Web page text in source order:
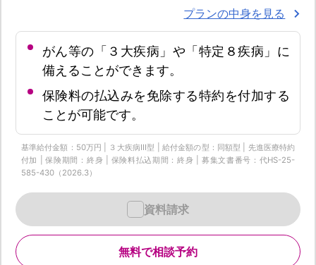
プランの中身を見る
がん等の「３大疾病」や「特定８疾病」に
備えることができます。
保険料の払込みを免除する特約を付加する
ことが可能です。
基準給付金額：50万円 | ３大疾病Ⅲ型 | 給付金額の型：同額型 | 先進医療特約
付加 | 保険期間：終身 | 保険料払込期間：終身 | 募集文書番号：代HS-25-
585-430（2026.3）
無料で相談予約
資料請求